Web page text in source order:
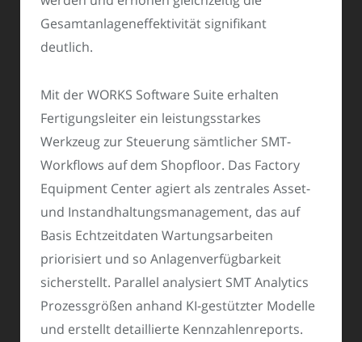
Gesamtanlageneffektivität signifikant
deutlich.
Mit der WORKS Software Suite erhalten
Fertigungsleiter ein leistungsstarkes
Werkzeug zur Steuerung sämtlicher SMT-
Workflows auf dem Shopfloor. Das Factory
Equipment Center agiert als zentrales Asset-
und Instandhaltungsmanagement, das auf
Basis Echtzeitdaten Wartungsarbeiten
priorisiert und so Anlagenverfügbarkeit
sicherstellt. Parallel analysiert SMT Analytics
Prozessgrößen anhand KI-gestützter Modelle
und erstellt detaillierte Kennzahlenreports.